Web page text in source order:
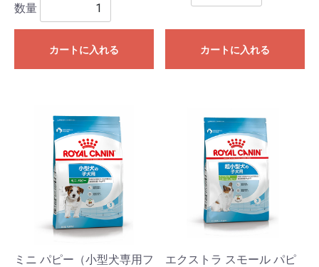
数量
カートに入れる カートに入れる
ミニ パピー（小型犬専用フ
エクストラ スモール パピ